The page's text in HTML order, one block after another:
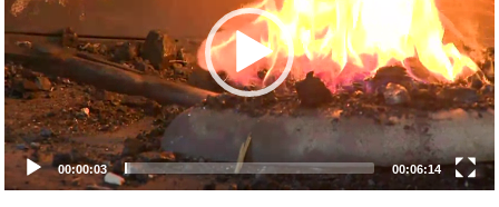
00:00:03 00:06:14